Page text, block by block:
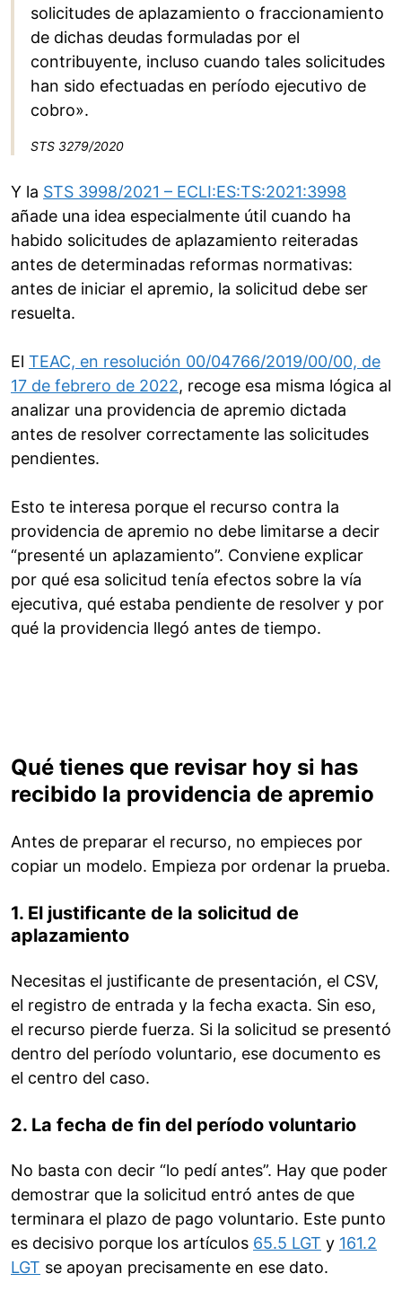
solicitudes de aplazamiento o fraccionamiento
de dichas deudas formuladas por el
contribuyente, incluso cuando tales solicitudes
han sido efectuadas en período ejecutivo de
cobro».
STS 3279/2020
Y la STS 3998/2021 – ECLI:ES:TS:2021:3998
añade una idea especialmente útil cuando ha
habido solicitudes de aplazamiento reiteradas
antes de determinadas reformas normativas:
antes de iniciar el apremio, la solicitud debe ser
resuelta.
El TEAC, en resolución 00/04766/2019/00/00, de
17 de febrero de 2022, recoge esa misma lógica al
analizar una providencia de apremio dictada
antes de resolver correctamente las solicitudes
pendientes.
Esto te interesa porque el recurso contra la
providencia de apremio no debe limitarse a decir
“presenté un aplazamiento”. Conviene explicar
por qué esa solicitud tenía efectos sobre la vía
ejecutiva, qué estaba pendiente de resolver y por
qué la providencia llegó antes de tiempo.
Qué tienes que revisar hoy si has
recibido la providencia de apremio
Antes de preparar el recurso, no empieces por
copiar un modelo. Empieza por ordenar la prueba.
1. El justificante de la solicitud de
aplazamiento
Necesitas el justificante de presentación, el CSV,
el registro de entrada y la fecha exacta. Sin eso,
el recurso pierde fuerza. Si la solicitud se presentó
dentro del período voluntario, ese documento es
el centro del caso.
2. La fecha de fin del período voluntario
No basta con decir “lo pedí antes”. Hay que poder
demostrar que la solicitud entró antes de que
terminara el plazo de pago voluntario. Este punto
es decisivo porque los artículos 65.5 LGT y 161.2
LGT se apoyan precisamente en ese dato.